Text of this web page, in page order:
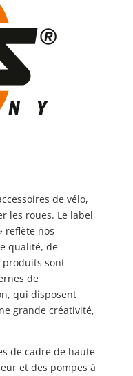
de vélo,
les roues. Le label
reflète nos
qualité, de
produits sont
de
qui disposent
grande créativité,
de cadre de haute
et des pompes à